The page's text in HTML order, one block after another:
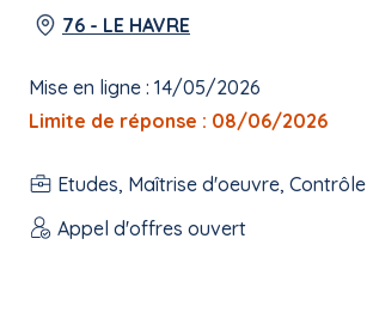
76 - LE HAVRE
Mise en ligne : 14/05/2026
Limite de réponse : 08/06/2026
Etudes, Maîtrise d'oeuvre, Contrôle
Appel d'offres ouvert